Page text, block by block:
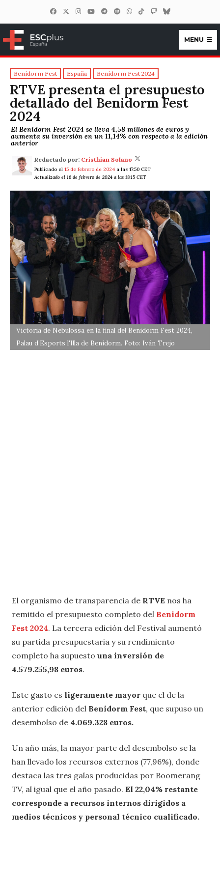
ESCplus España
MENU
Benidorm Fest España Benidorm Fest 2024
RTVE presenta el presupuesto
detallado del Benidorm Fest
2024
El Benidorm Fest 2024 se lleva 4,58 millones de euros y
aumenta su inversión en un 11,14% con respecto a la edición
anterior
Redactado por: Cristhian Solano
Publicado el 15 de febrero de 2024 a las 17:50 CET
Actualizado el 16 de febrero de 2024 a las 18:15 CET
Victoria de Nebulossa en la final del Benidorm Fest 2024,
Palau d’Esports l'Illa de Benidorm. Foto: Iván Trejo
El organismo de transparencia de RTVE nos ha
remitido el presupuesto completo del Benidorm
Fest 2024. La tercera edición del Festival aumentó
su partida presupuestaria y su rendimiento
completo ha supuesto una inversión de
4.579.255,98 euros.
Este gasto es ligeramente mayor que el de la
anterior edición del Benidorm Fest, que supuso un
desembolso de 4.069.328 euros.
Un año más, la mayor parte del desembolso se la
han llevado los recursos externos (77,96%), donde
destaca las tres galas producidas por Boomerang
TV, al igual que el año pasado. El 22,04% restante
corresponde a recursos internos dirigidos a
medios técnicos y personal técnico cualificado.